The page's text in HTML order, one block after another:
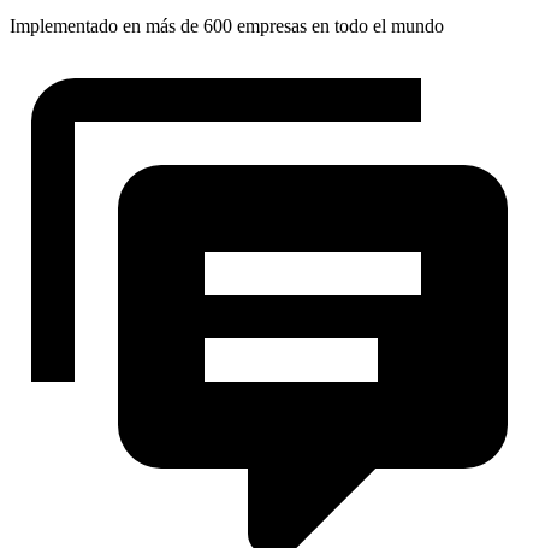
Implementado en más de 600 empresas en todo el mundo